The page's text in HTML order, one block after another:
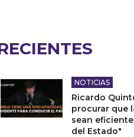
NOTICIAS
Ricardo
procurar que
sean
del Estado"